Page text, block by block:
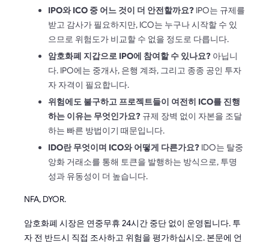
IPO와 ICO 중 어느 것이 더 안전할까요? IPO는 규제를
받고 감사가 필요하지만, ICO는 누구나 시작할 수 있
으므로 위험도가 비교할 수 없을 정도로 다릅니다.
암호화폐 지갑으로 IPO에 참여할 수 있나요? 아닙니
다. IPO에는 중개사, 은행 계좌, 그리고 종종 공인 투자
자 자격이 필요합니다.
위험에도 불구하고 프로젝트들이 여전히 ICO를 진행
하는 이유는 무엇인가요? 규제 장벽 없이 자본을 조달
하는 빠른 방법이기 때문입니다.
IDO란 무엇이며 ICO와 어떻게 다른가요? IDO는 탈중
앙화 거래소를 통해 토큰을 발행하는 방식으로, 투명
성과 유동성이 더 높습니다.
NFA, DYOR.
암호화폐 시장은 연중무휴 24시간 중단 없이 운영됩니다. 투
자 전 반드시 직접 조사하고 위험을 평가하십시오. 본문에 언